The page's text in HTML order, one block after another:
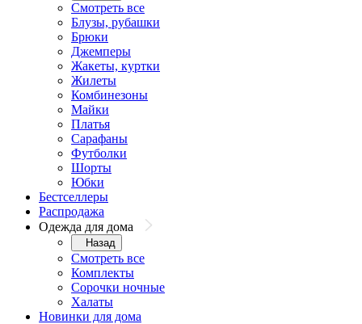
Смотреть все
Блузы, рубашки
Брюки
Джемперы
Жакеты, куртки
Жилеты
Комбинезоны
Майки
Платья
Сарафаны
Футболки
Шорты
Юбки
Бестселлеры
Распродажа
Одежда для дома
Назад
Смотреть все
Комплекты
Сорочки ночные
Халаты
Новинки для дома